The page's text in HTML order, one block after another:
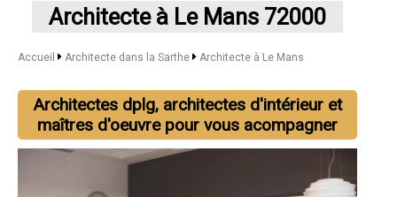
Architecte à Le Mans 72000
Accueil Architecte dans la Sarthe Architecte à Le Mans
Architectes dplg, architectes d'intérieur et
maîtres d'oeuvre pour vous acompagner